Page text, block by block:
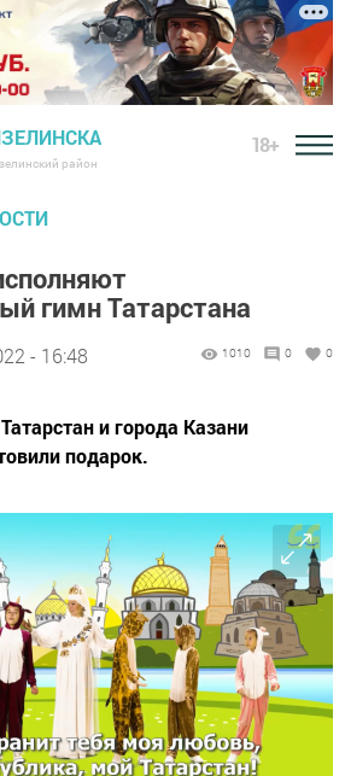
район
18+
гимн Татарстана
- 16:48 1010 0 0
и города Казани
подарок.